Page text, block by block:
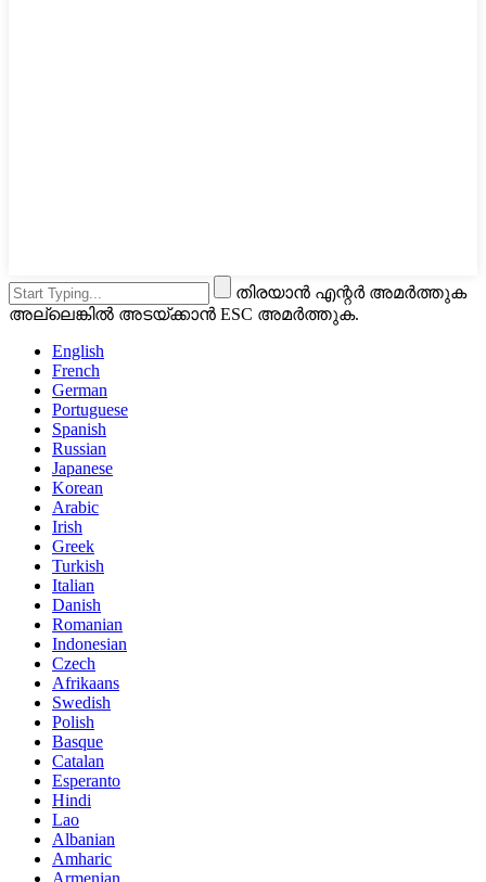
തിരയാൻ എന്റർ അമർത്തുക
അല്ലെങ്കിൽ അടയ്ക്കാൻ ESC അമർത്തുക.
English
French
German
Portuguese
Spanish
Russian
Japanese
Korean
Arabic
Irish
Greek
Turkish
Italian
Danish
Romanian
Indonesian
Czech
Afrikaans
Swedish
Polish
Basque
Catalan
Esperanto
Hindi
Lao
Albanian
Amharic